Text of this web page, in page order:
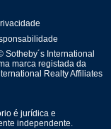
Sotheby´s International
marca registada da
Realty Affiliates
é jurídica e
independente.